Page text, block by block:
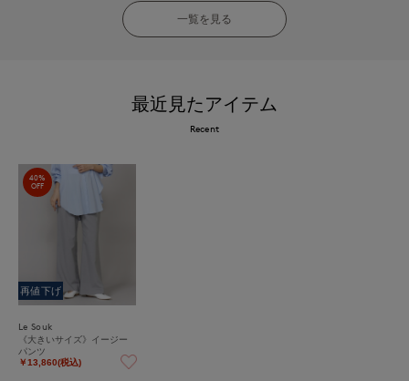
一覧を見る
最近見たアイテム
Recent
40%
OFF
再値下げ
Le Souk
《大きいサイズ》イージー
パンツ
￥13,860(税込)